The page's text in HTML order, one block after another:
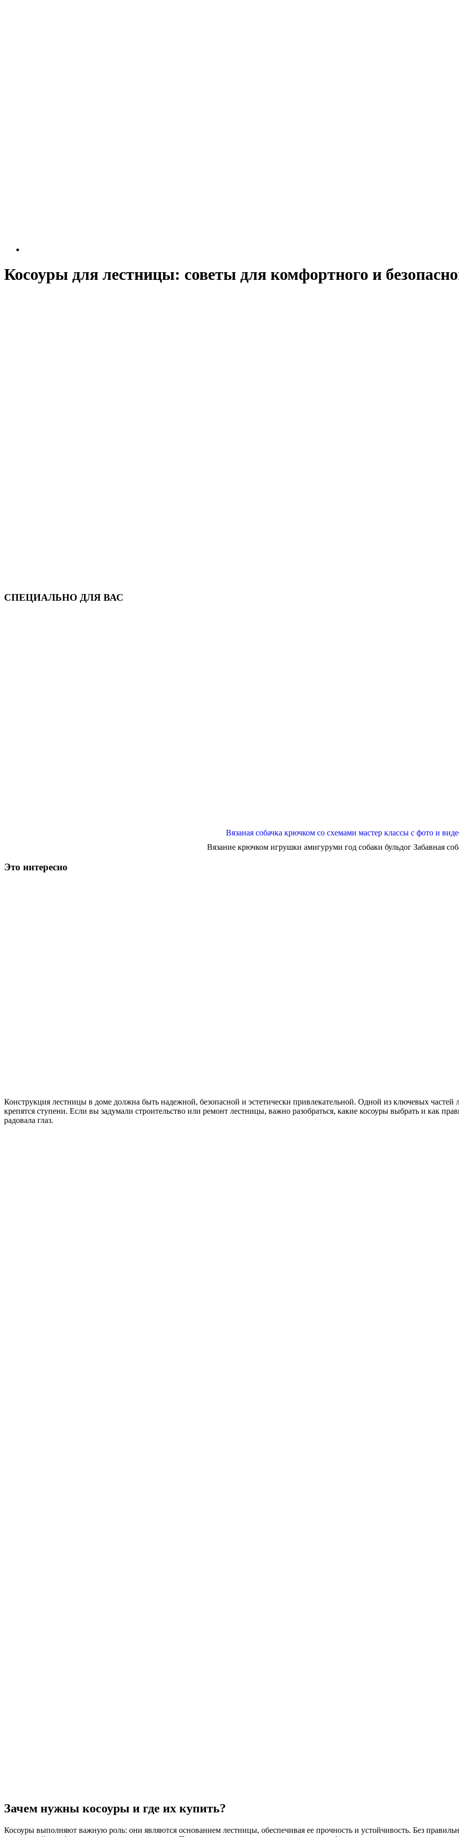
Косоуры для лестницы: советы для комфортного и
СПЕЦИАЛЬНО ДЛЯ ВАС
Вязаная собачка крючком со схемами мастер классы с фото и
Вязание крючком игрушки амигуруми год собаки бульдог Забавная
Это интересно
Конструкция лестницы в доме должна быть надежной, безопасной и эстетически привлекательной. Одной из ключевых
крепятся ступени. Если вы задумали строительство или ремонт лестницы, важно разобраться, какие косоуры выбрать и как
радовала глаз.
Зачем нужны косоуры и где их купить?
Косоуры выполняют важную роль: они являются основанием лестницы, обеспечивая ее прочность и устойчивость. Без